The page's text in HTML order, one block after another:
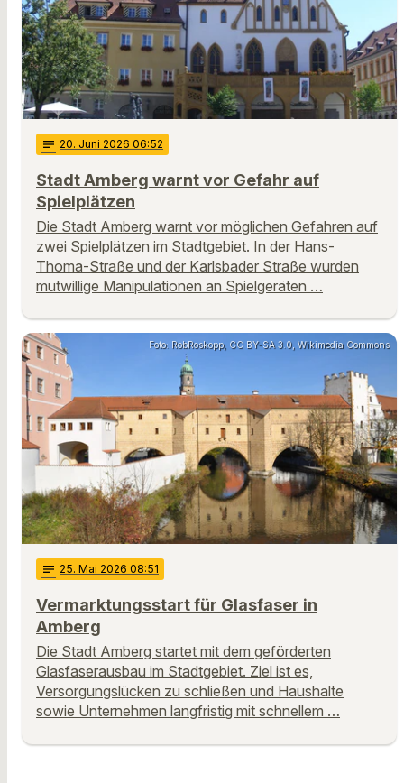
notes 20. Juni 2026 06:52
Stadt Amberg warnt vor Gefahr auf
Spielplätzen
Die Stadt Amberg warnt vor möglichen Gefahren auf
zwei Spielplätzen im Stadtgebiet. In der Hans-
Thoma-Straße und der Karlsbader Straße wurden
mutwillige Manipulationen an Spielgeräten …
Foto: RobRoskopp, CC BY-SA 3.0, Wikimedia Commons
notes 25. Mai 2026 08:51
Vermarktungsstart für Glasfaser in
Amberg
Die Stadt Amberg startet mit dem geförderten
Glasfaserausbau im Stadtgebiet. Ziel ist es,
Versorgungslücken zu schließen und Haushalte
sowie Unternehmen langfristig mit schnellem …